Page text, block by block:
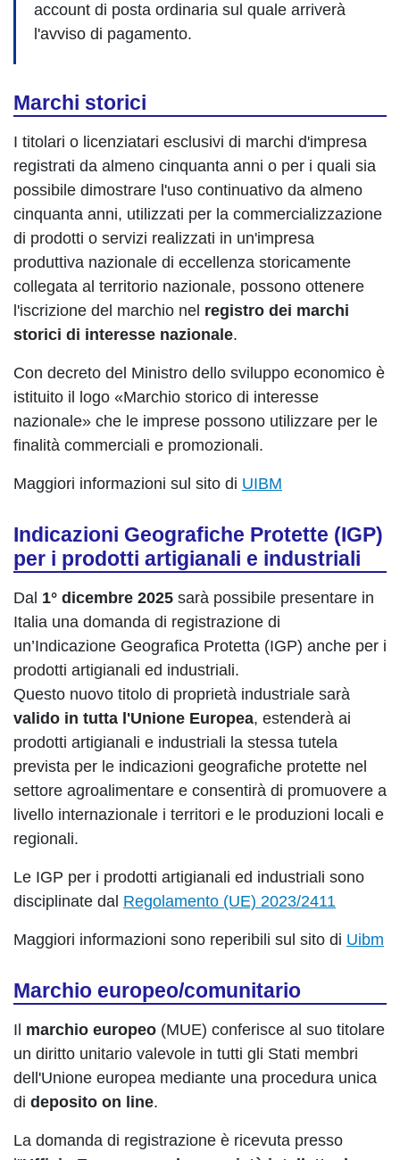
account di posta ordinaria sul quale arriverà
l'avviso di pagamento.
Marchi storici
I titolari o licenziatari esclusivi di marchi d'impresa
registrati da almeno cinquanta anni o per i quali sia
possibile dimostrare l'uso continuativo da almeno
cinquanta anni, utilizzati per la commercializzazione
di prodotti o servizi realizzati in un'impresa
produttiva nazionale di eccellenza storicamente
collegata al territorio nazionale, possono ottenere
l'iscrizione del marchio nel registro dei marchi
storici di interesse nazionale.
Con decreto del Ministro dello sviluppo economico è
istituito il logo «Marchio storico di interesse
nazionale» che le imprese possono utilizzare per le
finalità commerciali e promozionali.
Maggiori informazioni sul sito di UIBM
Indicazioni Geografiche Protette (IGP)
per i prodotti artigianali e industriali
Dal 1° dicembre 2025 sarà possibile presentare in
Italia una domanda di registrazione di
un’Indicazione Geografica Protetta (IGP) anche per i
prodotti artigianali ed industriali.
Questo nuovo titolo di proprietà industriale sarà
valido in tutta l'Unione Europea, estenderà ai
prodotti artigianali e industriali la stessa tutela
prevista per le indicazioni geografiche protette nel
settore agroalimentare e consentirà di promuovere a
livello internazionale i territori e le produzioni locali e
regionali.
Le IGP per i prodotti artigianali ed industriali sono
disciplinate dal Regolamento (UE) 2023/2411
Maggiori informazioni sono reperibili sul sito di Uibm
Marchio europeo/comunitario
Il marchio europeo (MUE) conferisce al suo titolare
un diritto unitario valevole in tutti gli Stati membri
dell'Unione europea mediante una procedura unica
di deposito on line.
La domanda di registrazione è ricevuta presso